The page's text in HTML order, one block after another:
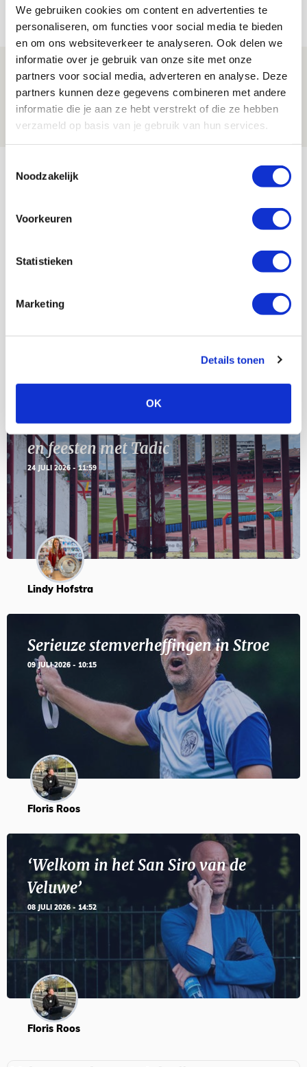
We gebruiken cookies om content en advertenties te
personaliseren, om functies voor social media te bieden
en om ons websiteverkeer te analyseren. Ook delen we
informatie over je gebruik van onze site met onze
partners voor social media, adverteren en analyse. Deze
partners kunnen deze gegevens combineren met andere
informatie die je aan ze hebt verstrekt of die ze hebben
verzameld op basis van je gebruik van hun services.
Noodzakelijk
Voorkeuren
Statistieken
Marketing
Details tonen
OK
05 AUGUSTUS 2026 - 15:35
NIEUWS
Laatste Kaarten Actie Ajax - sc
Heerenveen [UITVERKOCHT]
05 AUGUSTUS 2026 - 15:00
NIEUWS
Selectiedag ballenjongens/-meiden
SEP
Servische maffiabaas in grauwe bak
en feesten met Tadic
24 JULI 2026 - 11:59
Lindy Hofstra
Serieuze stemverheffingen in Stroe
09 JULI 2026 - 10:15
Floris Roos
‘Welkom in het San Siro van de
Veluwe’
08 JULI 2026 - 14:52
Floris Roos